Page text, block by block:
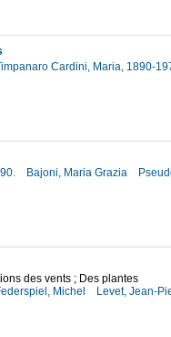
Cardini, Maria, 1890-
Bajoni, Maria Grazia
des vents ; Des plantes
Michel Levet, Jean-